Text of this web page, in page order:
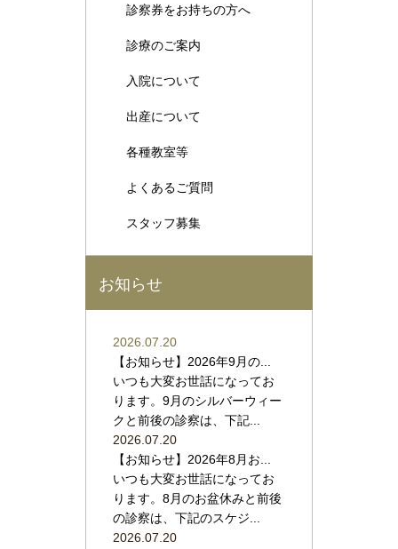
診察券をお持ちの方へ
診療のご案内
入院について
出産について
各種教室等
よくあるご質問
スタッフ募集
お知らせ
2026.07.20
【お知らせ】2026年9月の...
いつも大変お世話になってお
ります。9月のシルバーウィー
クと前後の診察は、下記...
2026.07.20
【お知らせ】2026年8月お...
いつも大変お世話になってお
ります。8月のお盆休みと前後
の診察は、下記のスケジ...
2026.07.20